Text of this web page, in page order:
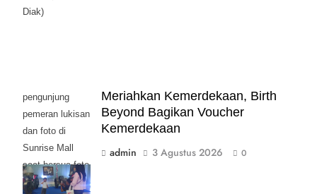
Diak)
pengunjung
pemeran lukisan
dan foto di
Sunrise Mall
saat bersua foto
bersama Moge
Meriahkan Kemerdekaan, Birth
Beyond Bagikan Voucher
Kemerdekaan
admin
3 Agustus 2026 0